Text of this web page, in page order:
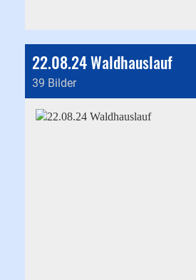
22.08.24 Waldhauslauf
39 Bilder